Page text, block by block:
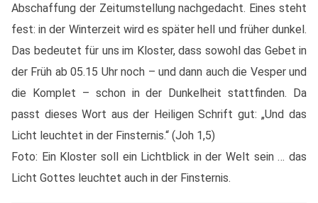
Abschaffung der Zeitumstellung nachgedacht. Eines steht
fest: in der Winterzeit wird es später hell und früher dunkel.
Das bedeutet für uns im Kloster, dass sowohl das Gebet in
der Früh ab 05.15 Uhr noch – und dann auch die Vesper und
die Komplet – schon in der Dunkelheit stattfinden. Da
passt dieses Wort aus der Heiligen Schrift gut: „Und das
Licht leuchtet in der Finsternis.“ (Joh 1,5)
Foto: Ein Kloster soll ein Lichtblick in der Welt sein … das
Licht Gottes leuchtet auch in der Finsternis.